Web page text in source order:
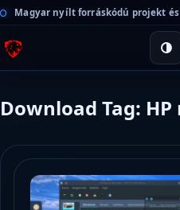
Magyar nyílt forráskódú projekt
Download Tag: